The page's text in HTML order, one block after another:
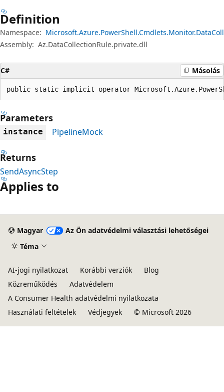
Definition
Namespace:
Assembly: Az.DataCollectionRule.private.dll
C# Másolás
public static implicit operator
Parameters
instance PipelineMock
Returns
SendAsyncStep
Applies to
Magyar
Az Ön adatvédelmi választási lehetőségei
Téma
AI-jogi nyilatkozat Korábbi verziók
Blog
Közreműködés
Adatvédelem
A Consumer Health adatvédelmi nyilatkozata
Használati feltételek
Védjegyek © Microsoft 2026